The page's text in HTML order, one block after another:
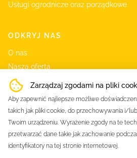
Zarządzaj zgodami na pliki
Aby zapewnić najlepsze możliwe
takich jak pliki cookie, do przechowywania i/
Twoim urządzeniu. Wyrażenie zgody na te
przetwarzać dane takie jak zachowanie
identyfikatory na tej stronie internetowej.
Usługi ogrodnicze oraz porządkowe
ODKRYJ NAS
O nas
Nasza oferta
Produkty
Właściwości mikrolistków
Kontakt